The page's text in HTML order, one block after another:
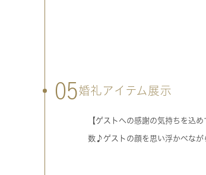
05婚礼アイテム展示
【ゲストへの感謝の気持ちを込
数♪ゲストの顔を思い浮かべなが